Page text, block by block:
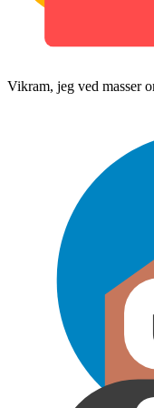
Vikram, jeg ved masser